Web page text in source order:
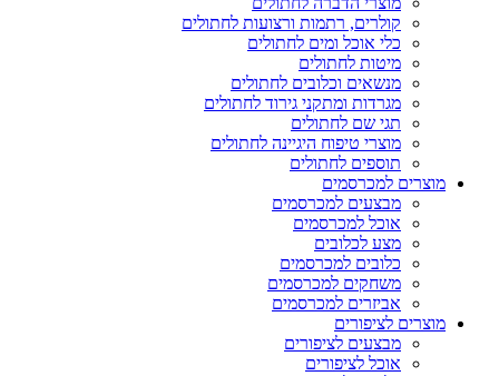
קולרים, רתמות ורצועות לחתולים
כלי אוכל ומים לחתולים
מיטות לחתולים
מנשאים וכלובים לחתולים
מגרדות ומתקני גירוד לחתולים
תגי שם לחתולים
מוצרי טיפוח היגיינה לחתולים
תוספים לחתולים
מוצרים למכרסמים
מבצעים למכרסמים
אוכל למכרסמים
מצע לכלובים
כלובים למכרסמים
משחקים למכרסמים
אביזרים למכרסמים
מוצרים לציפורים
מבצעים לציפורים
אוכל לציפורים